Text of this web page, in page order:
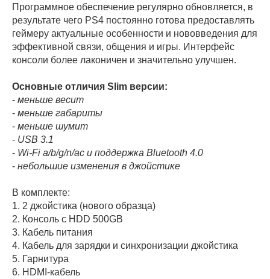
Программное обеспечение регулярно обновляется, в
результате чего PS4 постоянно готова предоставлять
геймеру актуальные особенности и нововведения для
эффективной связи, общения и игры. Интерфейс
консоли более лаконичен и значительно улучшен.
Основные отличия Slim версии:
- меньше весит
- меньше габариты
- меньше шумит
- USB 3.1
- Wi-Fi a/b/g/n/ac и поддержка Bluetooth 4.0
- небольшие изменения в джойстике
В комплекте:
1. 2 джойстика (нового образца)
2. Консоль с HDD 500GB
3. Кабель питания
4. Кабель для зарядки и синхронизации джойстика
5. Гарнитура
6. HDMI-кабель